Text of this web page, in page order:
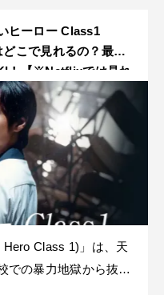
ディ作品です！
ヒーロー Class1
こで見れるの？最新
！【※Netflixでは見れ
Hero Class 1)」は、天
での暴力地獄から抜け
で立ち向かう学園ア